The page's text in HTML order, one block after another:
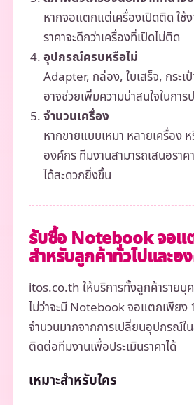
หากจอแตกแต่เครื่องเปิดติด ใช้
ราคาจะดีกว่าเครื่องที่เปิดไม่ติด
อุปกรณ์ครบหรือไม่
Adapter, กล่อง, ใบเสร็จ, กระ
อาจช่วยเพิ่มความน่าสนใจในการ
จำนวนเครื่อง
หากขายแบบเหมา หลายเครื่อง
องค์กร ทีมงานสามารถเสนอราค
ได้สะดวกยิ่งขึ้น
รับซื้อ Notebook จอแ
สำหรับลูกค้าทั่วไปและอ
itos.co.th ให้บริการทั้งลูกค้ารายบุ
ไม่ว่าจะมี Notebook จอแตกเพียง
จำนวนมากจากการเปลี่ยนอุปกรณ์ใ
ติดต่อทีมงานเพื่อประเมินราคาได้
เหมาะสำหรับใคร